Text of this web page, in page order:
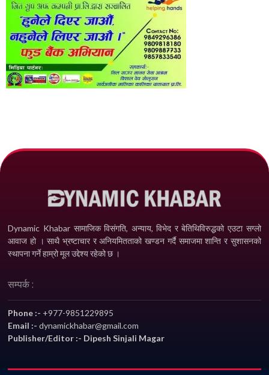
Dynamic Khabar सामाजिक विसंगति, अन्याय, विभेद­ र बेतिथिविरुद्धको एउटा सग्लो
आवाज हो । साथै भ्रष्टाचार र अनियमितताको खण्डन गर्दै समाजमा शान्ति र सुशासनको
स्थापना गर्ने हाम्रो मूल उद्देश्य रहेको छ ।
सम्पर्क :
Phone :- +977-9851229895
Email :-dynamickhabar@gmail.com
Publisher/Editor :- Dipesh Sinjali Magar